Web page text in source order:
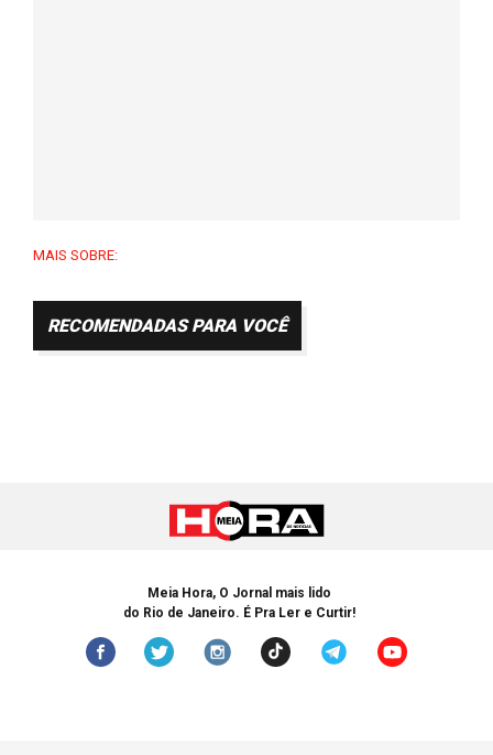
MAIS SOBRE:
RECOMENDADAS PARA VOCÊ
Meia Hora, O Jornal mais lido
do Rio de Janeiro. É Pra Ler e Curtir!